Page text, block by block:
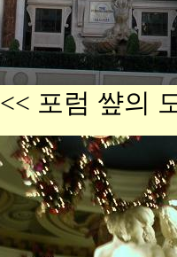
<< 포럼 썊의